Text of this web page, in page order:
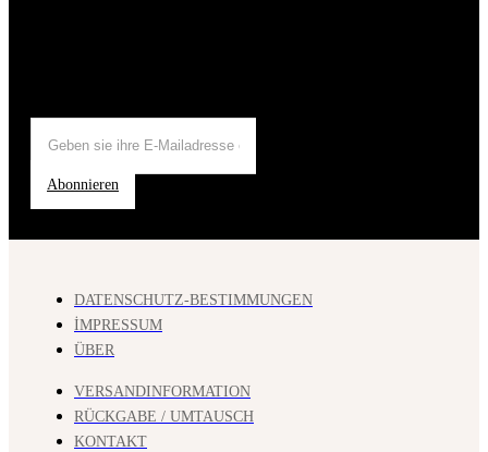
Abonnieren
DATENSCHUTZ-BESTIMMUNGEN
İMPRESSUM
ÜBER
VERSANDINFORMATION
RÜCKGABE / UMTAUSCH
KONTAKT